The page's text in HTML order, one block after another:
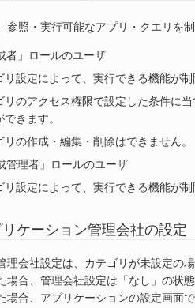
参照・実行可能なアプリ・クエリを
者」ロールのユーザ
リ設定によって、実行できる機能が制
リのアクセス権限で設定した条件に
できます。
リの作成・編集・削除はできません。
管理者」ロールのユーザ
リ設定によって、実行できる機能が制
ケーション管理会社の設定
理会社設定は、カテゴリが未設定の
場合、管理会社設定は「なし」の状態
場合、アプリケーションの設定画面